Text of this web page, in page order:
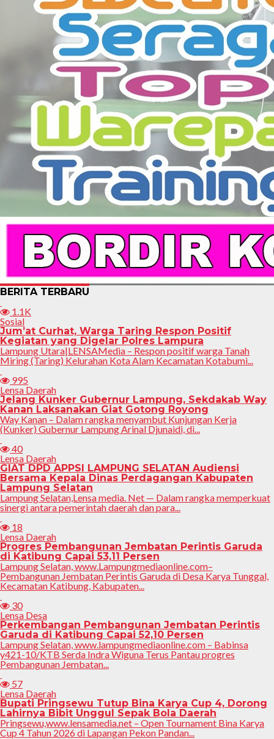
BERITA TERBARU
1.1K
Sosial
Jum’at Curhat, Warga Taring Respon Positif
Kegiatan yang Digelar Polres Lampura
Lampung Utara|LENSAMedia – Respon positif warga Tanah
Miring (Taring) Kelurahan Kota Alam Kecamatan Kotabumi...
995
Lensa Daerah
Jelang Kunker Gubernur Lampung, Sekdakab Way
Kanan Laksanakan Giat Gotong Royong
Way Kanan – Dalam rangka menyambut Kunjungan Kerja
(Kunker) Gubernur Lampung Arinal Djunaidi, di...
40
Lensa Daerah
GIAT DPD APPSI LAMPUNG SELATAN Audiensi
Bersama Kepala Dinas Perdagangan Kabupaten
Lampung Selatan
Lampung Selatan,Lensa media. Net — Dalam rangka memperkuat
sinergi antara pemerintah daerah dan para...
18
Lensa Daerah
Progres Pembangunan Jembatan Perintis Garuda
di Katibung Capai 53,11 Persen
Lampung Selatan, www.Lampungmediaonline.com–
Pembangunan Jembatan Perintis Garuda di Desa Karya Tunggal,
Kecamatan Katibung, Kabupaten...
30
Lensa Desa
Perkembangan Pembangunan Jembatan Perintis
Garuda di Katibung Capai 52,10 Persen
Lampung Selatan, www.lampungmediaonline.com – Babinsa
y421-10/KTB Serda Indra Wiguna Terus Pantau progres
Pembangunan Jembatan...
57
Lensa Daerah
Bupati Pringsewu Tutup Bina Karya Cup 4, Dorong
Lahirnya Bibit Unggul Sepak Bola Daerah
Pringsewu,www.lensamedia.net – Open Tournament Bina Karya
Cup 4 Tahun 2026 di Lapangan Pekon Pandan...